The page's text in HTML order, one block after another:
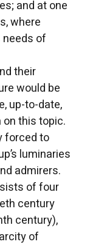
and at one
where
needs of
their
would be
up-to-date,
on this topic.
forced to
luminaries
admirers.
of four
century
century),
of